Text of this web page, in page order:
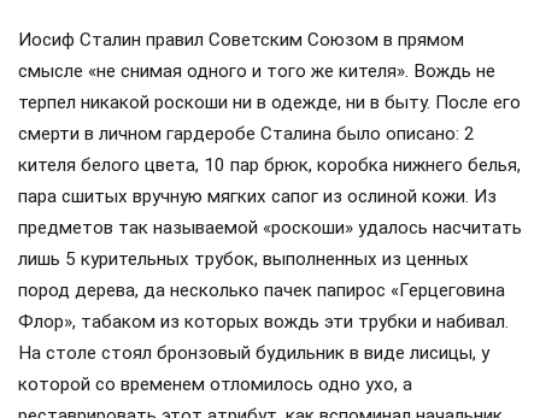
Иосиф Сталин правил Советским Союзом в прямом
смысле «не снимая одного и того же кителя». Вождь не
терпел никакой роскоши ни в одежде, ни в быту. После его
смерти в личном гардеробе Сталина было описано: 2
кителя белого цвета, 10 пар брюк, коробка нижнего белья,
пара сшитых вручную мягких сапог из ослиной кожи. Из
предметов так называемой «роскоши» удалось насчитать
лишь 5 курительных трубок, выполненных из ценных
пород дерева, да несколько пачек папирос «Герцеговина
Флор», табаком из которых вождь эти трубки и набивал.
На столе стоял бронзовый будильник в виде лисицы, у
которой со временем отломилось одно ухо, а